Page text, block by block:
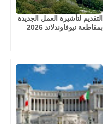
التقديم لتأشيرة العمل الجديدة
بمقاطعة نيوفاوندلاند 2026